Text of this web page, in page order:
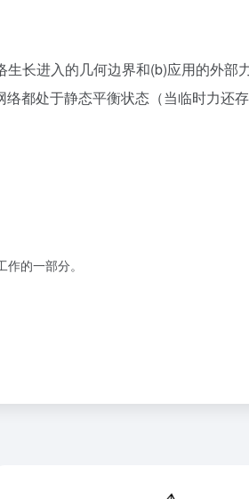
长进入的几何边界和(b)应用的外部
都处于静态平衡状态（当临时力还
作的一部分。